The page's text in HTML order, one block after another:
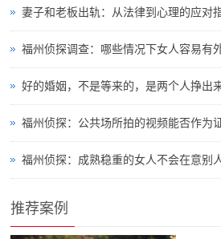
妻子和老板出轨：从法律到心理的应对
福州侦探调查：哪些情况下女人容易有
好的婚姻，不是等来的，是两个人挣出
福州侦探：公共场所拍的视频能否作为
福州侦探：成熟稳重的女人不会在意别
推荐案例